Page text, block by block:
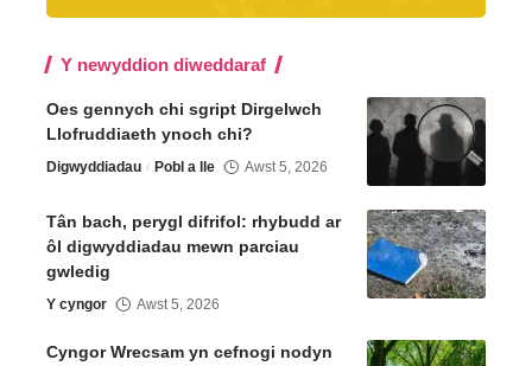
Y newyddion diweddaraf
Oes gennych chi sgript Dirgelwch
Llofruddiaeth ynoch chi?
Digwyddiadau Pobl a lle Awst 5, 2026
Tân bach, perygl difrifol: rhybudd ar
ôl digwyddiadau mewn parciau
gwledig
Y cyngor Awst 5, 2026
Cyngor Wrecsam yn cefnogi nodyn